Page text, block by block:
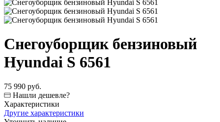
Снегоуборщик бензиновый
Hyundai S 6561
75 990 руб.
Нашли дешевле?
Характеристики
Другие характеристики